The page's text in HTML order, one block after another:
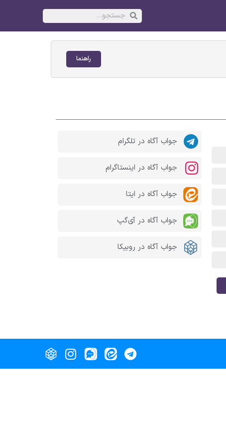
راهنما
جواب آگاه در تلگرام
جواب آگاه در اینستاگرام
جواب آگاه در ایتا
جواب آگاه در آی‌گپ
جواب آگاه در روبیکا